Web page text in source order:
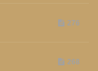
276
268